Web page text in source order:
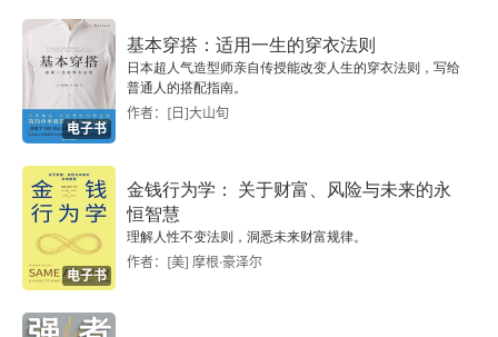
电子书
基本穿搭：适用一生的穿衣法则
日本超人气造型师亲自传授能改变人生的穿衣法则，写给
普通人的搭配指南。
作者：[日]大山旬
电子书
金钱行为学： 关于财富、风险与未来的永
恒智慧
理解人性不变法则，洞悉未来财富规律。
作者：[美] 摩根·豪泽尔